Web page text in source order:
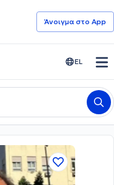
Άνοιγμα στο App
EL